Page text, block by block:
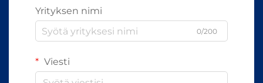
Yrityksen nimi
0/200
Viesti